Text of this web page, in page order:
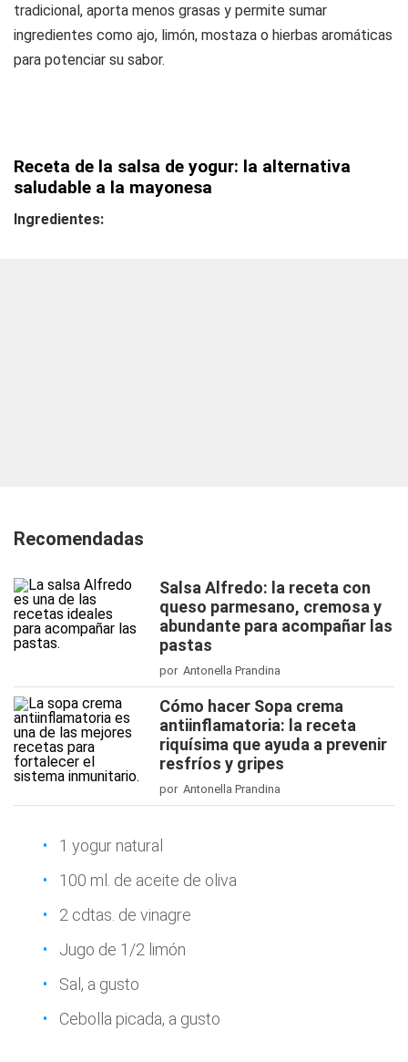
tradicional, aporta menos grasas y permite sumar
ingredientes como ajo, limón, mostaza o hierbas aromáticas
para potenciar su sabor.
Receta de la salsa de yogur: la alternativa
saludable a la mayonesa
Ingredientes:
Recomendadas
Salsa Alfredo: la receta con
queso parmesano, cremosa y
abundante para acompañar las
pastas
por Antonella Prandina
Cómo hacer Sopa crema
antiinflamatoria: la receta
riquísima que ayuda a prevenir
resfríos y gripes
por Antonella Prandina
1 yogur natural
100 ml. de aceite de oliva
2 cdtas. de vinagre
Jugo de 1/2 limón
Sal, a gusto
Cebolla picada, a gusto